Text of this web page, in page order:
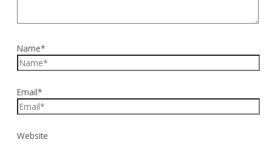
Name*
Email*
Website